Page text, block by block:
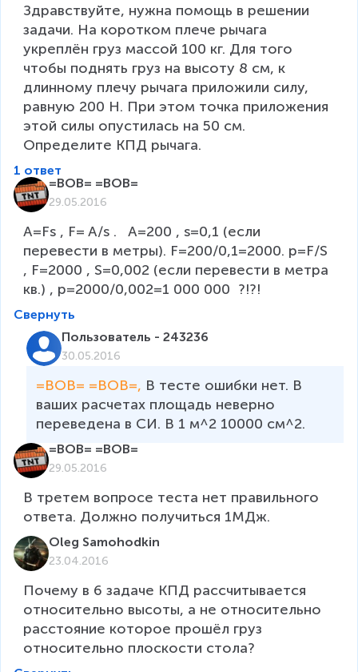
Здравствуйте, нужна помощь в решении
задачи. На коротком плече рычага
укреплён груз массой 100 кг. Для того
чтобы поднять груз на высоту 8 см, к
длинному плечу рычага приложили силу,
равную 200 Н. При этом точка приложения
этой силы опустилась на 50 см.
Определите КПД рычага.
1 ответ
=BOB= =BOB=
29.05.2016
А=Fs , F= A/s .   A=200 , s=0,1 (если
перевести в метры). F=200/0,1=2000. p=F/S
, F=2000 , S=0,002 (если перевести в метра
кв.) , p=2000/0,002=1 000 000  ?!?!
Свернуть
Пользователь - 243236
30.05.2016
=BOB= =BOB=, В тесте ошибки нет. В
ваших расчетах площадь неверно
переведена в СИ. В 1 м^2 10000 см^2.
=BOB= =BOB=
29.05.2016
В третем вопросе теста нет правильного
ответа. Должно получиться 1МДж.
Oleg Samohodkin
23.04.2016
Почему в 6 задаче КПД рассчитывается
относительно высоты, а не относительно
расстояние которое прошёл груз
относительно плоскости стола?